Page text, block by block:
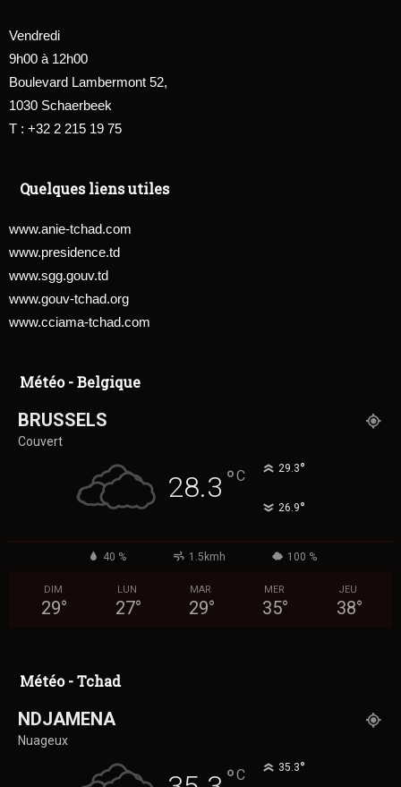
Vendredi
9h00 à 12h00
Boulevard Lambermont 52,
1030 Schaerbeek
T : +32 2 215 19 75
Quelques liens utiles
www.anie-tchad.com
www.presidence.td
www.sgg.gouv.td
www.gouv-tchad.org
www.cciama-tchad.com
Météo - Belgique
BRUSSELS
Couvert
28.3 °C 29.3°
26.9°
40 % 1.5kmh 100 %
DIM
29°
LUN
27°
MAR
29°
MER
35°
JEU
38°
Météo - Tchad
NDJAMENA
Nuageux
°C 35.3°